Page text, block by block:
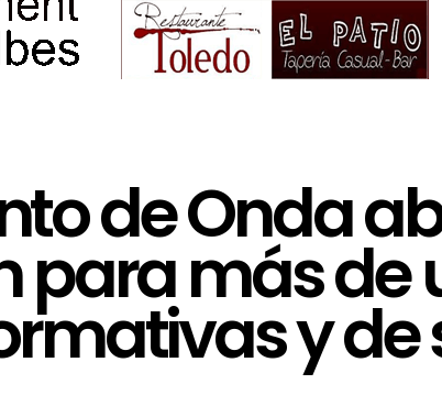
de Onda
para más de
y de